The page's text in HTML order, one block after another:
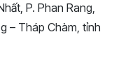
P. Phan Rang,
– Tháp Chàm, tỉnh